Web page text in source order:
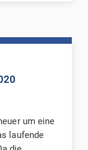
um eine
laufende